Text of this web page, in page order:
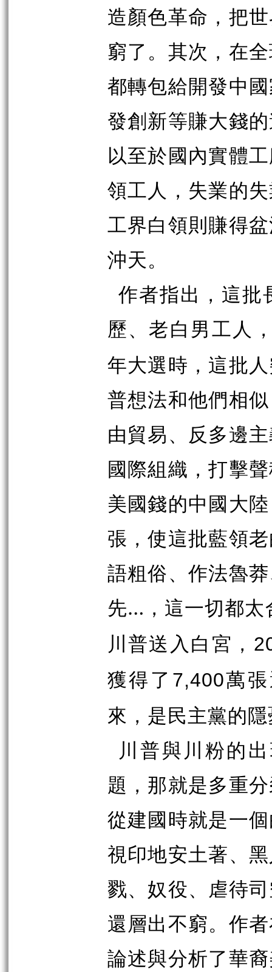
造顏色革命，把
窮了。其次，在
都轉包給開發中
發創新等賺大錢
以至於國內實體
領工人，失業的
工界白領則賺得
沖天。
作者指出，這批
歷、老白男工人
年大選時，這批
普想法和他們相
由貿易、反多邊
國際組織，打擊
美國錢的中國大
張，使這批藍領
語粗俗、作法魯
先…，這一切都太
川普送入白宮，
獲得了 7,400萬
來，是民主黨的
川普與川粉的
題，那就是多重
從建國時就是一
視印地安土著、
戮、奴役、虐待
還層出不窮。作
論述與分析了華